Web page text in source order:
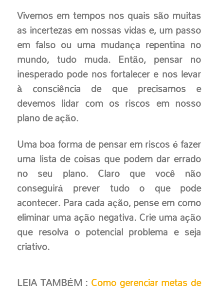
Vivemos em tempos nos quais são muitas
as incertezas em nossas vidas e, um passo
em falso ou uma mudança repentina no
mundo, tudo muda. Então, pensar no
inesperado pode nos fortalecer e nos levar
à consciência de que precisamos e
devemos lidar com os riscos em nosso
plano de ação.
Uma boa forma de pensar em riscos é fazer
uma lista de coisas que podem dar errado
no seu plano. Claro que você não
conseguirá prever tudo o que pode
acontecer. Para cada ação, pense em como
eliminar uma ação negativa. Crie uma ação
que resolva o potencial problema e seja
criativo.
LEIA TAMBÉM : Como gerenciar metas de